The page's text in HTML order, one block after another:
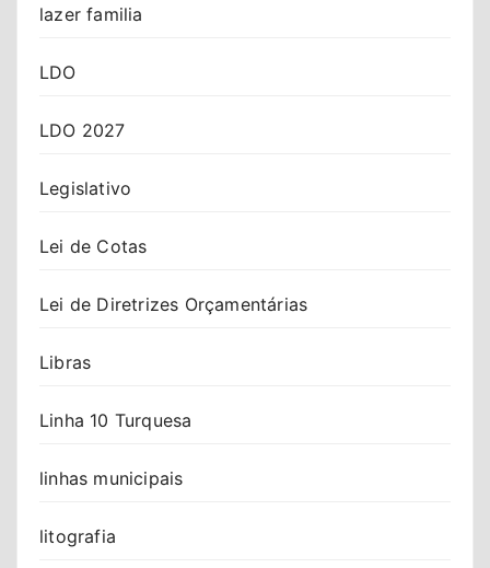
lazer familia
LDO
LDO 2027
Legislativo
Lei de Cotas
Lei de Diretrizes Orçamentárias
Libras
Linha 10 Turquesa
linhas municipais
litografia